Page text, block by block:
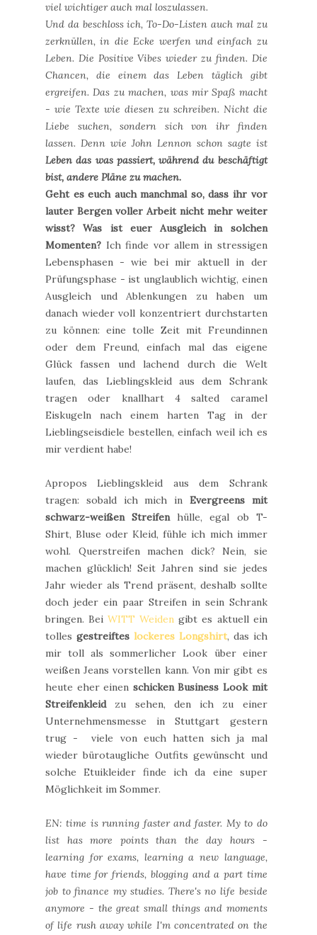
viel wichtiger auch mal loszulassen.
Und da beschloss ich, To-Do-Listen auch mal zu
zerknüllen, in die Ecke werfen und einfach zu
Leben. Die Positive Vibes wieder zu finden. Die
Chancen, die einem das Leben täglich gibt
ergreifen. Das zu machen, was mir Spaß macht
- wie Texte wie diesen zu schreiben. Nicht die
Liebe suchen, sondern sich von ihr finden
lassen. Denn wie John Lennon schon sagte ist
Leben das was passiert, während du beschäftigt
bist, andere Pläne zu machen.
Geht es euch auch manchmal so, dass ihr vor
lauter Bergen voller Arbeit nicht mehr weiter
wisst? Was ist euer Ausgleich in solchen
Momenten? Ich finde vor allem in stressigen
Lebensphasen - wie bei mir aktuell in der
Prüfungsphase - ist unglaublich wichtig, einen
Ausgleich und Ablenkungen zu haben um
danach wieder voll konzentriert durchstarten
zu können: eine tolle Zeit mit Freundinnen
oder dem Freund, einfach mal das eigene
Glück fassen und lachend durch die Welt
laufen, das Lieblingskleid aus dem Schrank
tragen oder knallhart 4 salted caramel
Eiskugeln nach einem harten Tag in der
Lieblingseisdiele bestellen, einfach weil ich es
mir verdient habe!
Apropos Lieblingskleid aus dem Schrank
tragen: sobald ich mich in Evergreens mit
schwarz-weißen Streifenhülle, egal ob T-
Shirt, Bluse oder Kleid, fühle ich mich immer
wohl. Querstreifen machen dick? Nein, sie
machen glücklich! Seit Jahren sind sie jedes
Jahr wieder als Trend präsent, deshalb sollte
doch jeder ein paar Streifen in sein Schrank
bringen. BeiWITT Weiden gibt es aktuell ein
tolles gestreiftes lockeres Longshirt, das ich
mir toll als sommerlicher Look über einer
weißen Jeans vorstellen kann. Von mir gibt es
heute eher einen schicken Business Look mit
Streifenkleid zu sehen, den ich zu einer
Unternehmensmesse in Stuttgart gestern
trug - viele von euch hatten sich ja mal
wieder bürotaugliche Outfits gewünscht und
solche Etuikleider finde ich da eine super
Möglichkeit im Sommer.
EN: time is running faster and faster. My to do
list has more points than the day hours -
learning for exams, learning a new language,
have time for friends, blogging and a part time
job to finance my studies. There's no life beside
anymore - the great small things and moments
of life rush away while I'm concentrated on the